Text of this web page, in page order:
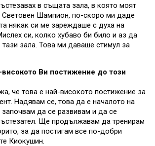
в същата зала, в която моят
Световен Шампион, по-скоро ми даде
някак си ме зареждаше с духа на
си, колко хубаво би било и аз да
зала. Това ми даваше стимул за
високото Ви постижение до този
че това е най-високото постижение за
Надявам се, това да е началото на
да се развивам и да се
Ще продължавам да тренирам
за да постигам все по-добри
Киокушин.